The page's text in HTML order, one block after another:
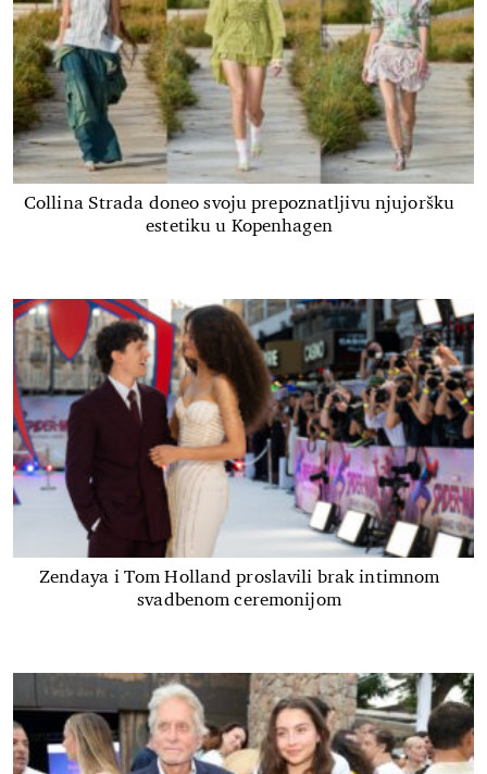
Collina Strada doneo svoju prepoznatljivu njujoršku
estetiku u Kopenhagen
Zendaya i Tom Holland proslavili brak intimnom
svadbenom ceremonijom